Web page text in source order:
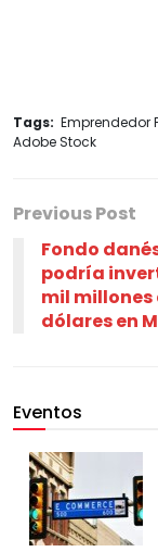
Tags: Emprendedor
Adobe Stock
Previous Post
Fondo
podría
mil millones
dólares en
Eventos